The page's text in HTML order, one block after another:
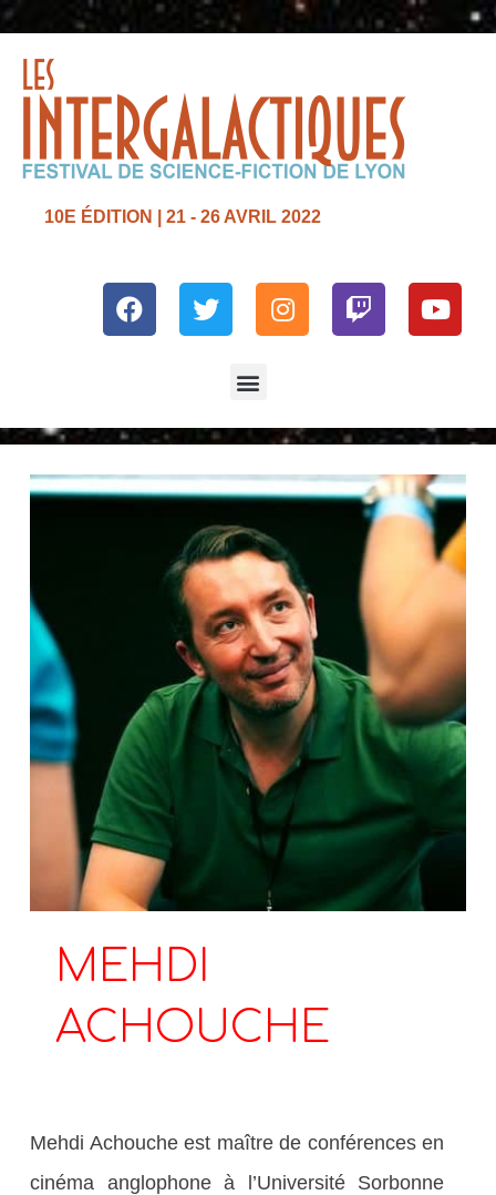
10E ÉDITION | 21 - 26 AVRIL 2022
MEHDI
ACHOUCHE
Mehdi Achouche est maître de conférences en
cinéma anglophone à l’Université Sorbonne